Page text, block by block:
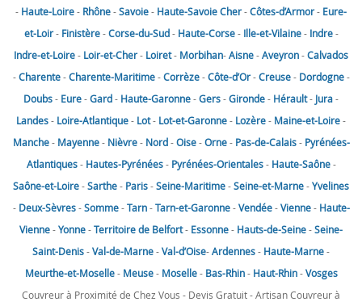
- Haute-Loire- Rhône-Savoie- Haute-SavoieCher-Côtes-d’Armor- Eure-
et-Loir- Finistère-Corse-du-Sud- Haute-Corse- Ille-et-Vilaine- Indre-
Indre-et-Loire- Loir-et-Cher- Loiret- Morbihan-Aisne-Aveyron-Calvados
-Charente-Charente-Maritime-Corrèze-Côte-d’Or-Creuse- Dordogne-
Doubs- Eure-Gard- Haute-Garonne-Gers-Gironde- Hérault- Jura-
Landes- Loire-Atlantique- Lot- Lot-et-Garonne- Lozère- Maine-et-Loire-
Manche- Mayenne- Nièvre- Nord-Oise-Orne- Pas-de-Calais- Pyrénées-
Atlantiques- Hautes-Pyrénées- Pyrénées-Orientales- Haute-Saône-
Saône-et-Loire-Sarthe- Paris-Seine-Maritime-Seine-et-Marne-Yvelines
- Deux-Sèvres-Somme-Tarn-Tarn-et-Garonne-Vendée-Vienne- Haute-
Vienne-Yonne-Territoire de Belfort- Essonne- Hauts-de-Seine-Seine-
Saint-Denis-Val-de-Marne-Val-d’Oise-Ardennes- Haute-Marne-
Meurthe-et-Moselle- Meuse- Moselle- Bas-Rhin- Haut-Rhin-Vosges
Couvreur à Proximité de Chez Vous - Devis Gratuit - Artisan Couvreur à